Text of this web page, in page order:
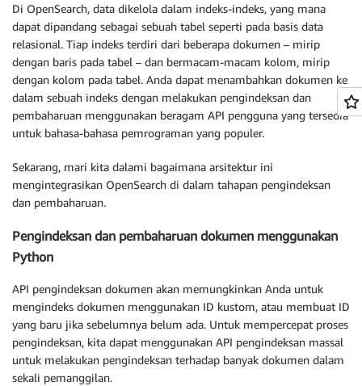
Di OpenSearch, data dikelola dalam indeks-indeks, yang mana
dapat dipandang sebagai sebuah tabel seperti pada basis data
relasional. Tiap indeks terdiri dari beberapa dokumen – mirip
dengan baris pada tabel – dan bermacam-macam kolom, mirip
dengan kolom pada tabel. Anda dapat menambahkan dokumen ke
dalam sebuah indeks dengan melakukan pengindeksan dan
pembaharuan menggunakan beragam API pengguna yang tersedia
untuk bahasa-bahasa pemrograman yang populer.
Sekarang, mari kita dalami bagaimana arsitektur ini
mengintegrasikan OpenSearch di dalam tahapan pengindeksan
dan pembaharuan.
Pengindeksan dan pembaharuan dokumen menggunakan
Python
API pengindeksan dokumen akan memungkinkan Anda untuk
mengindeks dokumen menggunakan ID kustom, atau membuat ID
yang baru jika sebelumnya belum ada. Untuk mempercepat proses
pengindeksan, kita dapat menggunakan API pengindeksan massal
untuk melakukan pengindeksan terhadap banyak dokumen dalam
sekali pemanggilan.